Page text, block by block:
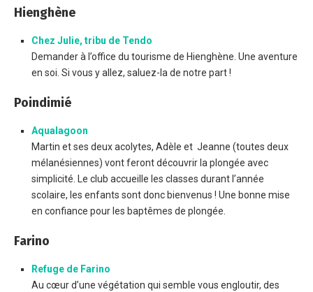
Hienghène
Chez Julie, tribu de Tendo
Demander à l’office du tourisme de Hienghène. Une aventure
en soi. Si vous y allez, saluez-la de notre part !
Poindimié
Aqualagoon
Martin et ses deux acolytes, Adèle et Jeanne (toutes deux
mélanésiennes) vont feront découvrir la plongée avec
simplicité. Le club accueille les classes durant l’année
scolaire, les enfants sont donc bienvenus ! Une bonne mise
en confiance pour les baptêmes de plongée.
Farino
Refuge de Farino
Au cœur d’une végétation qui semble vous engloutir, des